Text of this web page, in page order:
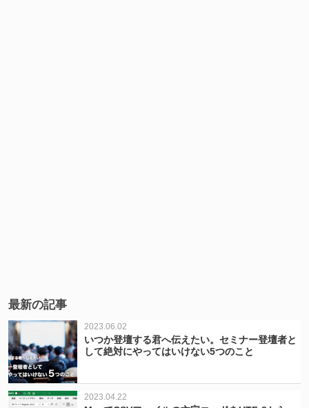
最新の記事
2023.06.02
いつか登壇する君へ伝えたい。セミナー登壇者と
して絶対にやってはいけない5つのこと
2023.04.22